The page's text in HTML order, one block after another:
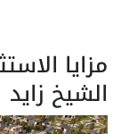
مزايا
الشيخ زايد